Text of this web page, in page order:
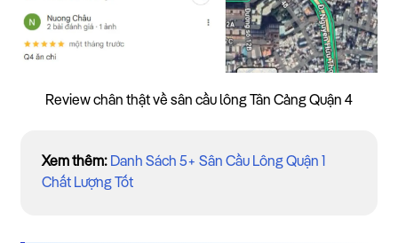
Review chân thật về sân cầu lông Tân Cảng Quận 4
Xem thêm: Danh Sách 5+ Sân Cầu Lông Quận 1
Chất Lượng Tốt